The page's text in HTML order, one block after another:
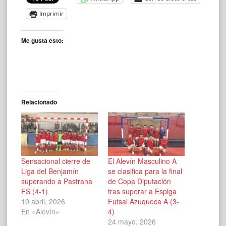
Imprimir
Me gusta esto:
Relacionado
Sensacional cierre de
Liga del Benjamín
superando a Pastrana
FS (4-1)
19 abril, 2026
En «Alevín»
El Alevín Masculino A
se clasifica para la final
de Copa Diputación
tras superar a Espiga
Futsal Azuqueca A (3-
4)
24 mayo, 2026